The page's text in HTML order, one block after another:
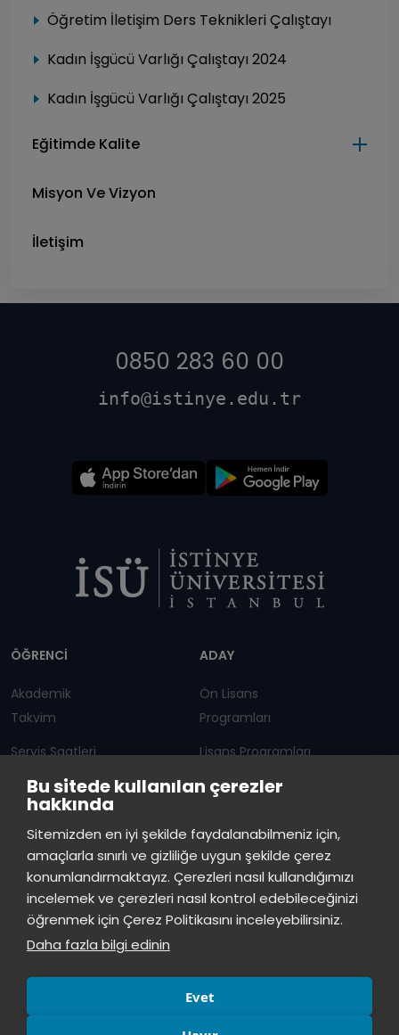
Bu sitede kullanılan çerezler
hakkında
Sitemizden en iyi şekilde faydalanabilmeniz için,
amaçlarla sınırlı ve gizliliğe uygun şekilde çerez
konumlandırmaktayız. Çerezleri nasıl kullandığımızı
incelemek ve çerezleri nasıl kontrol edebileceğinizi
öğrenmek için Çerez Politikasını inceleyebilirsiniz.
Daha fazla bilgi edinin
Evet
Öğretim İletişim Ders Teknikleri Çalıştayı
Kadın İşgücü Varlığı Çalıştayı 2024
Kadın İşgücü Varlığı Çalıştayı 2025
Eğitimde Kalite
Misyon Ve Vizyon
İletişim
0850 283 60 00
info@istinye.edu.tr
ÖĞRENCİ
Akademik
Takvim
Servis Saatleri
Duyurular
ADAY
Ön Lisans
Programları
Lisans Programları
Lisansüstü
İSTİNYE
Basın
Kiti
İhaleler İstinye Post Kampüslerimiz
çevrimiçi
İstinye Üniversitesi
Merhaba! Size nasıl yardımcı
olabilirim?